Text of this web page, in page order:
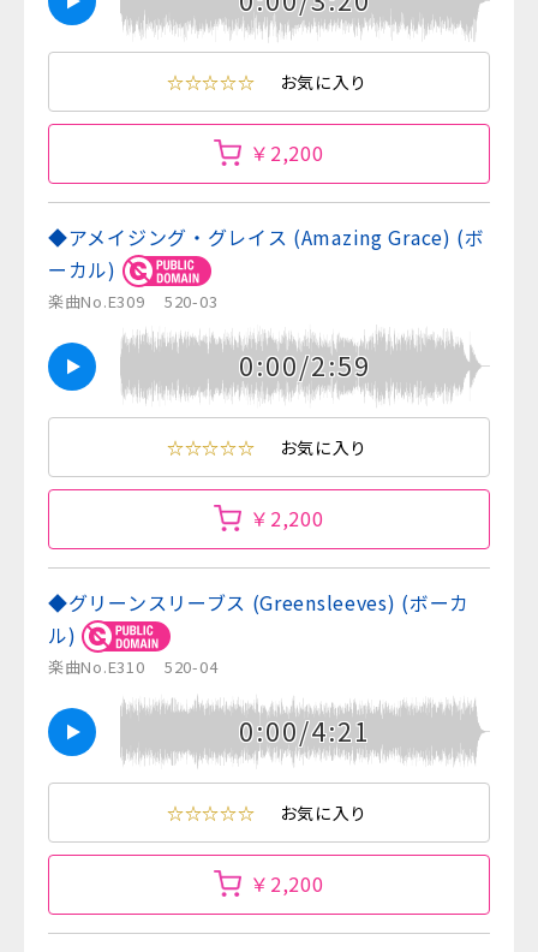
☆☆☆☆☆ お気に入り
￥2,200
◆アメイジング・グレイス (Amazing Grace) (ボ
ーカル)
楽曲No.E309 520-03
0:00/2:59
☆☆☆☆☆ お気に入り
￥2,200
◆グリーンスリーブス (Greensleeves) (ボーカ
ル)
楽曲No.E310 520-04
0:00/4:21
☆☆☆☆☆ お気に入り
￥2,200